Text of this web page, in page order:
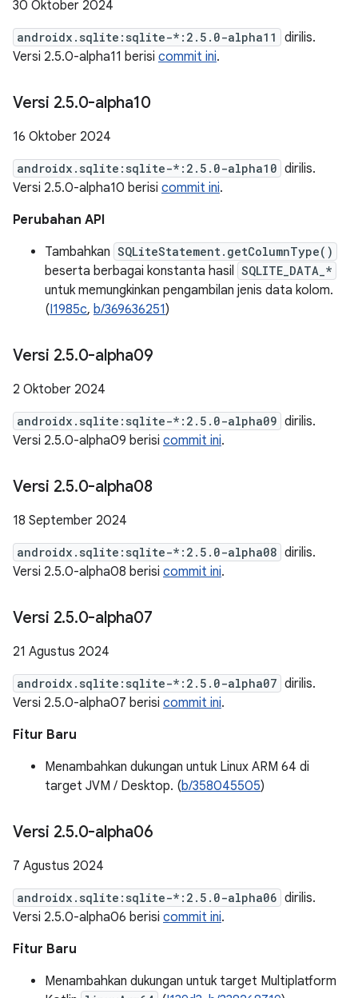
30 Oktober 2024
androidx.sqlite:sqlite-*:2.5.0-alpha11
dirilis.
Versi 2.5.0-alpha11 berisi commit ini.
Versi 2.5.0-alpha10
16 Oktober 2024
androidx.sqlite:sqlite-*:2.5.0-alpha10 dirilis.
Versi 2.5.0-alpha10 berisi commit ini.
Perubahan API
Tambahkan SQLiteStatement.getColumnType()
beserta berbagai konstanta hasil SQLITE_DATA_*
untuk memungkinkan pengambilan jenis data kolom.
(I1985c, b/369636251)
Versi 2.5.0-alpha09
2 Oktober 2024
androidx.sqlite:sqlite-*:2.5.0-alpha09 dirilis.
Versi 2.5.0-alpha09 berisi commit ini.
Versi 2.5.0-alpha08
18 September 2024
androidx.sqlite:sqlite-*:2.5.0-alpha08 dirilis.
Versi 2.5.0-alpha08 berisi commit ini.
Versi 2.5.0-alpha07
21 Agustus 2024
androidx.sqlite:sqlite-*:2.5.0-alpha07 dirilis.
Versi 2.5.0-alpha07 berisi commit ini.
Fitur Baru
Menambahkan dukungan untuk Linux ARM 64 di
target JVM / Desktop. (b/358045505)
Versi 2.5.0-alpha06
7 Agustus 2024
androidx.sqlite:sqlite-*:2.5.0-alpha06 dirilis.
Versi 2.5.0-alpha06 berisi commit ini.
Fitur Baru
Menambahkan dukungan untuk target Multiplatform